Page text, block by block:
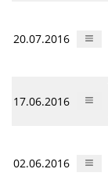
20.07.2016
17.06.2016
02.06.2016